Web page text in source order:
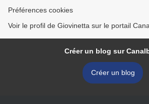
Préférences cookies
Voir le profil de Giovinetta sur le portail
Créer un blog sur
Créer un blog